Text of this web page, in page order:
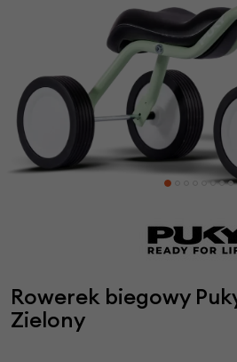
Rowerek biegowy
Zielony